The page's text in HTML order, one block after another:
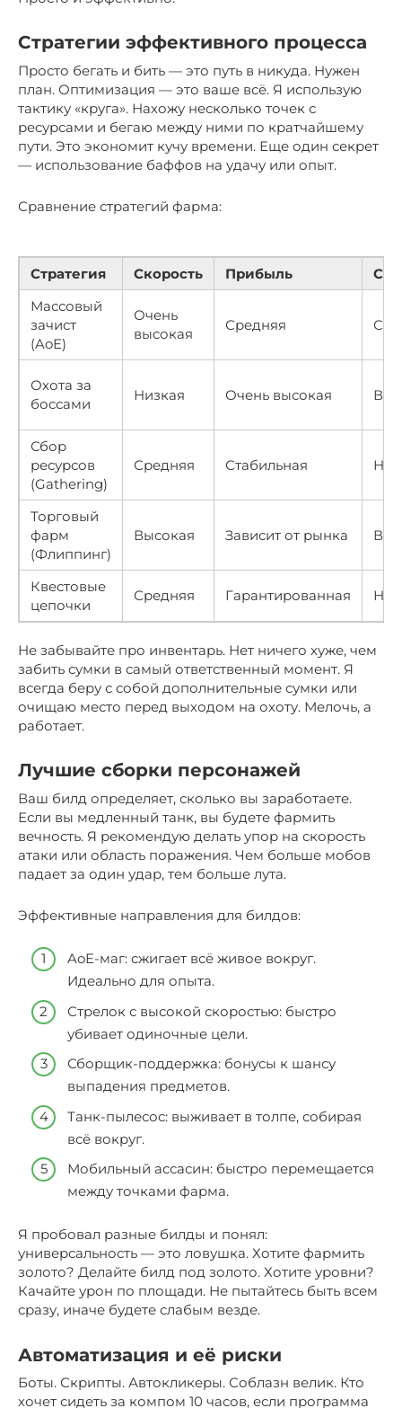
Стратегии эффективного процесса
Просто бегать и бить — это путь в никуда. Нужен
план. Оптимизация — это ваше всё. Я использую
тактику «круга». Нахожу несколько точек с
ресурсами и бегаю между ними по кратчайшему
пути. Это экономит кучу времени. Еще один секрет
— использование баффов на удачу или опыт.
Сравнение стратегий фарма:
Стратегия Скорость Прибыль
Массовый
зачист
(AoE)
Очень
высокая
Средняя
Охота за
боссами
Низкая Очень высокая
Сбор
ресурсов
(Gathering)
Средняя Стабильная
Торговый
фарм
(Флиппинг)
Высокая Зависит от рынка
Квестовые
цепочки
Средняя Гарантированная
Не забывайте про инвентарь. Нет ничего хуже, чем
забить сумки в самый ответственный момент. Я
всегда беру с собой дополнительные сумки или
очищаю место перед выходом на охоту. Мелочь, а
работает.
Лучшие сборки персонажей
Ваш билд определяет, сколько вы заработаете.
Если вы медленный танк, вы будете фармить
вечность. Я рекомендую делать упор на скорость
атаки или область поражения. Чем больше мобов
падает за один удар, тем больше лута.
Эффективные направления для билдов:
AoE-маг: сжигает всё живое вокруг.
Идеально для опыта.
Стрелок с высокой скоростью: быстро
убивает одиночные цели.
Сборщик-поддержка: бонусы к шансу
выпадения предметов.
Танк-пылесос: выживает в толпе, собирая
всё вокруг.
Мобильный ассасин: быстро перемещается
между точками фарма.
Я пробовал разные билды и понял:
универсальность — это ловушка. Хотите фармить
золото? Делайте билд под золото. Хотите уровни?
Качайте урон по площади. Не пытайтесь быть всем
сразу, иначе будете слабым везде.
Автоматизация и её риски
Боты. Скрипты. Автокликеры. Соблазн велик. Кто
хочет сидеть за компом 10 часов, если программа